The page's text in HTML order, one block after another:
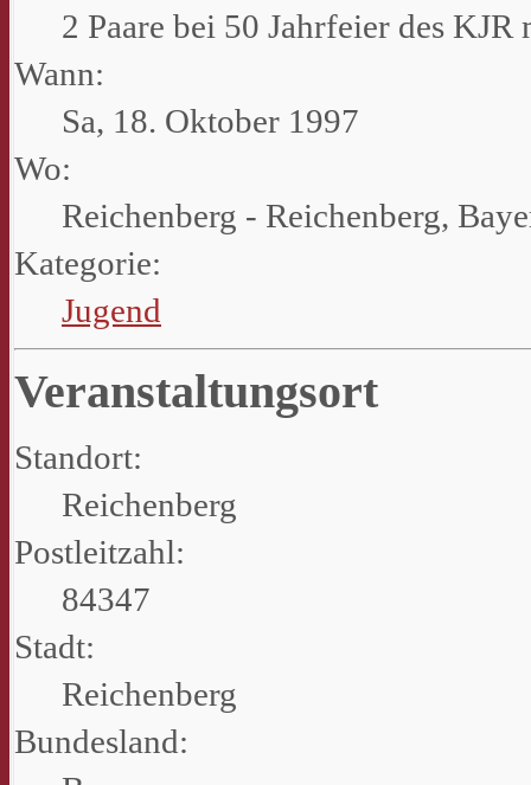
2 Paare bei 50 Jahrfeier des KJR
Wann:
Sa, 18. Oktober 1997
Wo:
Reichenberg - Reichenberg,
Kategorie:
Jugend
Veranstaltungsort
Standort:
Reichenberg
Postleitzahl:
84347
Stadt:
Reichenberg
Bundesland: